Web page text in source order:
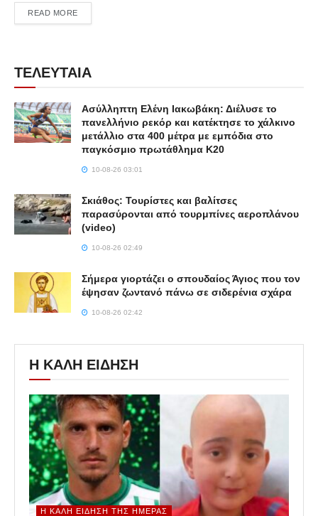
READ MOREDETAILS
ΤΕΛΕΥΤΑΙΑ
Ασύλληπτη Ελένη Ιακωβάκη: Διέλυσε το
πανελλήνιο ρεκόρ και κατέκτησε το χάλκινο
μετάλλιο στα 400 μέτρα με εμπόδια στο
παγκόσμιο πρωτάθλημα Κ20
10-08-26 03:01
Σκιάθος: Τουρίστες και βαλίτσες
παρασύρονται από τουρμπίνες αεροπλάνου
(video)
10-08-26 02:49
Σήμερα γιορτάζει ο σπουδαίος Άγιος που τον
έψησαν ζωντανό πάνω σε σιδερένια σχάρα
10-08-26 02:42
Η ΚΑΛΗ ΕΙΔΗΣΗ
Η ΚΑΛΉ ΕΊΔΗΣΗ ΤΗΣ ΗΜΈΡΑΣ